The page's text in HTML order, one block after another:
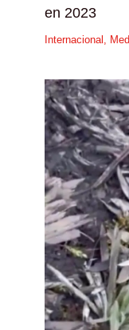
en 2023
Internacional